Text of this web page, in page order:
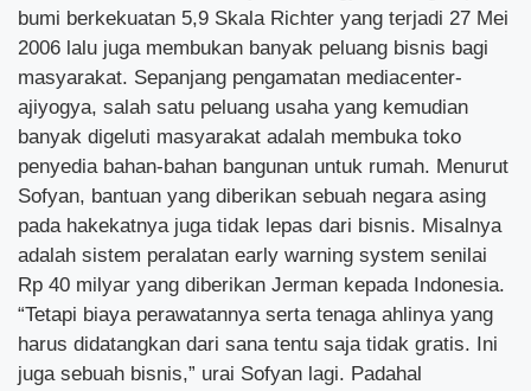
bumi berkekuatan 5,9 Skala Richter yang terjadi 27 Mei
2006 lalu juga membukan banyak peluang bisnis bagi
masyarakat. Sepanjang pengamatan mediacenter-
ajiyogya, salah satu peluang usaha yang kemudian
banyak digeluti masyarakat adalah membuka toko
penyedia bahan-bahan bangunan untuk rumah. Menurut
Sofyan, bantuan yang diberikan sebuah negara asing
pada hakekatnya juga tidak lepas dari bisnis. Misalnya
adalah sistem peralatan early warning system senilai
Rp 40 milyar yang diberikan Jerman kepada Indonesia.
“Tetapi biaya perawatannya serta tenaga ahlinya yang
harus didatangkan dari sana tentu saja tidak gratis. Ini
juga sebuah bisnis,” urai Sofyan lagi. Padahal